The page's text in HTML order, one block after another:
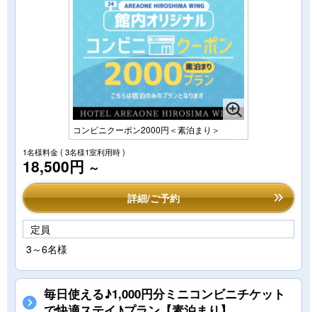
コンビニクーポン2000円＜素泊まり＞
1名様料金( 3名様1室利用時 )
18,500円 ～
詳細/ご予約
定員
3～6名様
毎日使える♪1,000円分ミニコンビニチケット